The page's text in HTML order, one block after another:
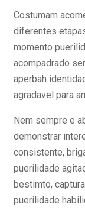
Costumam
diferentes
momento
acompadrado
aperbah
agradavel para
Nem sempre e
demonstrar
consistente,
puerilidade
bestimto,
puerilidade